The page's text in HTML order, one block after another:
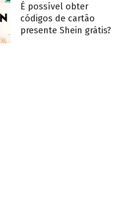
É possível obter
códigos de cartão
presente Shein grátis?